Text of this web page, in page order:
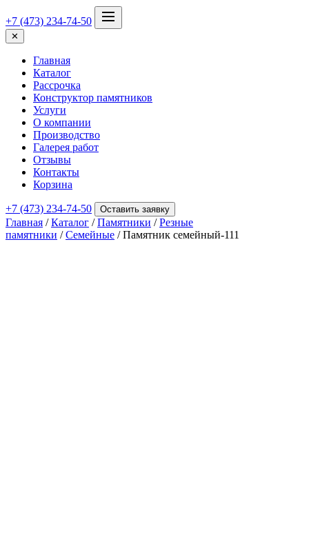
+7 (473) 234-74-50
✕
Главная
Каталог
Рассрочка
Конструктор памятников
Услуги
О компании
Производство
Галерея работ
Отзывы
Контакты
Корзина
+7 (473) 234-74-50 Оставить заявку
Главная /Каталог /Памятники /Резные
памятники /Семейные / Памятник семейный-111